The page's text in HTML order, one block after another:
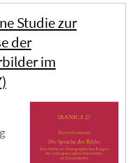
Studie zur
der
im